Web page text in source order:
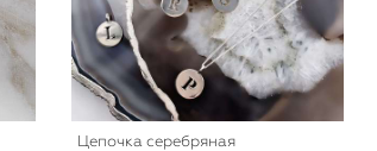
Цепочка серебряная